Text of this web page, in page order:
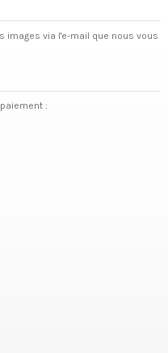
images via l'e-mail que nous vous
: